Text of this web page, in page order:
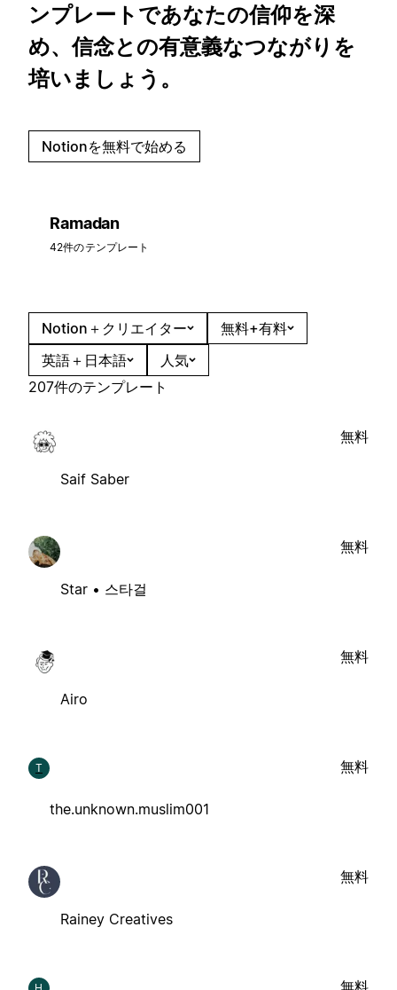
ンプレートであなたの信仰を深
め、信念との有意義なつながりを
培いましょう。
Notionを無料で始める
Ramadan
42件のテンプレート
Notion＋クリエイター
無料+有料
英語＋日本語
人気
207件のテンプレート
Saif Saber
無料
Star • 스타걸
無料
Airo
無料
T
the.unknown.muslim001
無料
Rainey Creatives
無料
無料